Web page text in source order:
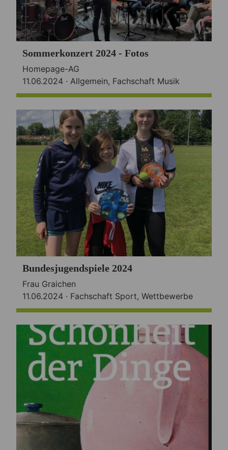
Sommerkonzert 2024 - Fotos
Homepage-AG
11.06.2024 · Allgemein, Fachschaft Musik
Bundesjugendspiele 2024
Frau Graichen
11.06.2024 · Fachschaft Sport, Wettbewerbe